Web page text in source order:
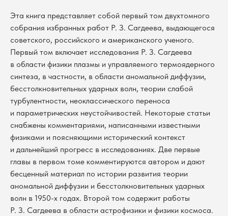
Эта книга представляет собой первый том двухтомного
собрания избранных работ Р. З. Сагдеева, выдающегося
советского, российского и американского ученого.
Первый том включает исследования Р. З. Сагдеева
в области физики плазмы и управляемого термоядерного
синтеза, в частности, в области аномальной диффузии,
бесстолкновительных ударных волн, теории слабой
турбулентности, неоклассического переноса
и параметрических неустойчивостей. Некоторые статьи
снабжены комментариями, написанными известными
физиками и поясняющими исторический контекст
и дальнейший прогресс в исследованиях. Две первые
главы в первом томе комментируются автором и дают
бесценный материал по истории развития теории
аномальной диффузии и бесстолкновительных ударных
волн в 1950-х годах. Второй том содержит работы
Р. З. Сагдеева в области астрофизики и физики космоса.